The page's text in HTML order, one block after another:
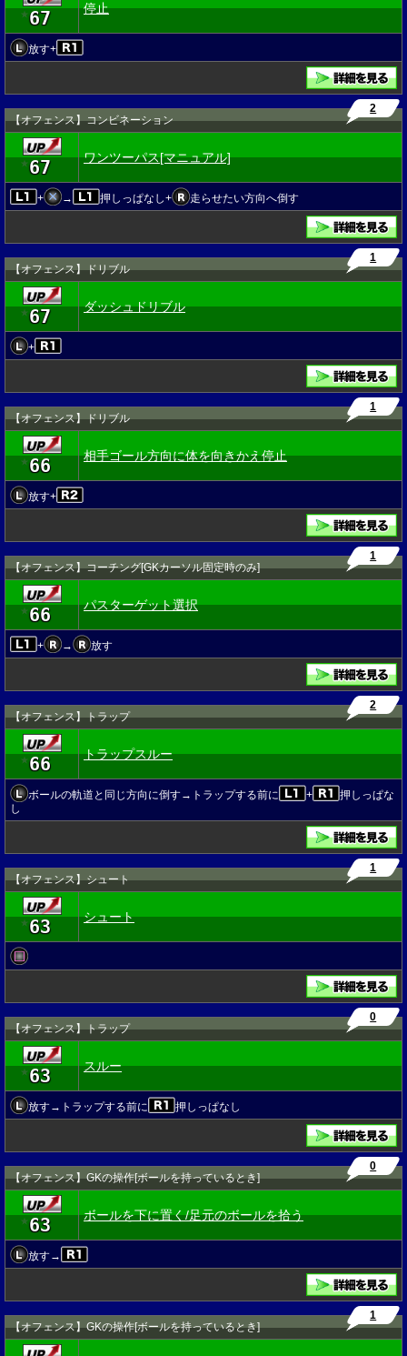
★67 停止
放す+
【オフェンス】コンビネーション
2
★67 ワンツーパス[マニュアル]
+ → 押しっぱなし+ 走らせたい方向へ倒す
【オフェンス】ドリブル
1
★67 ダッシュドリブル
+
【オフェンス】ドリブル
1
★66 相手ゴール方向に体を向きかえ停止
放す+
【オフェンス】コーチング[GKカーソル固定時のみ]
1
★66 パスターゲット選択
+ → 放す
【オフェンス】トラップ
2
★66 トラップスルー
ボールの軌道と同じ方向に倒す→トラップする前に +
押しっぱな
し
【オフェンス】シュート
1
★63 シュート
【オフェンス】トラップ
0
★63 スルー
放す→トラップする前に 押しっぱなし
【オフェンス】GKの操作[ボールを持っているとき]
0
★63 ボールを下に置く/足元のボールを拾う
放す→
【オフェンス】GKの操作[ボールを持っているとき]
1